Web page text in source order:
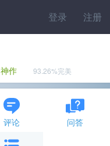
登录 注册
神作 93.26%完美
评论 问答